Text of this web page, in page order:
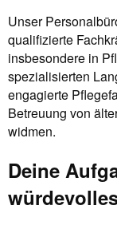
Unser
qualifizierte
insbesondere in
spezialisierten
engagierte
Betreuung von
widmen.
Deine